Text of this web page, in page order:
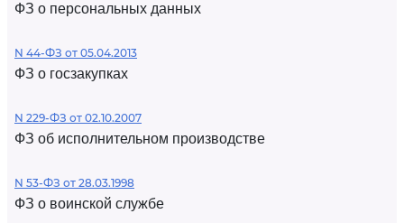
ФЗ о персональных данных
N 44-ФЗ от 05.04.2013
ФЗ о госзакупках
N 229-ФЗ от 02.10.2007
ФЗ об исполнительном производстве
N 53-ФЗ от 28.03.1998
ФЗ о воинской службе